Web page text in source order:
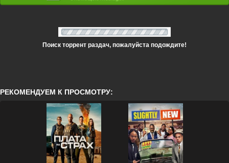
Поиск торрент раздач, пожалуйста подождите!
РЕКОМЕНДУЕМ К ПРОСМОТРУ: